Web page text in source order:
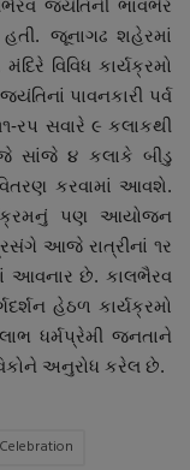
જયંતિની ભાવભેર
જૂનાગઢ શહેરમાં
વિવિધ કાર્યક્રમો
પાવનકારી પર્વ
રપ સવારે ૯ કલાકથી
સાંજે ૪ કલાકે બીડુ
કરવામાં આવશે.
પણ આયોજન
આજે રાત્રીનાં ૧ર
આવનાર છે. કાલભૈરવ
હેઠળ કાર્યક્રમો
ધર્મપ્રેમી જનતાને
અનુરોધ કરેલ છે.
Celebration